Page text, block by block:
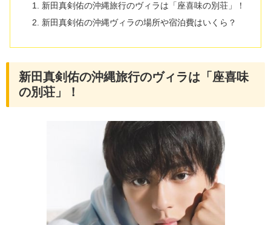
新田真剣佑の沖縄旅行のヴィラは「座喜味の別荘」！
新田真剣佑の沖縄ヴィラの場所や宿泊費はいくら？
新田真剣佑の沖縄旅行のヴィラは「座喜味
の別荘」！